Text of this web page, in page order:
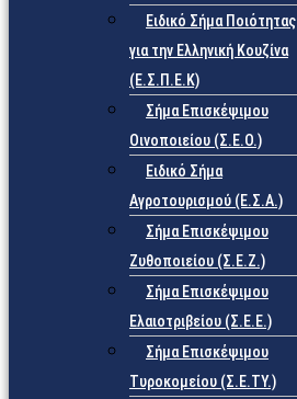
Ειδικό Σήμα Ποιότητας
για την Ελληνική Κουζίνα
(Ε.Σ.Π.Ε.Κ)
Σήμα Επισκέψιμου
Οινοποιείου (Σ.Ε.Ο.)
Ειδικό Σήμα
Αγροτουρισμού (Ε.Σ.Α.)
Σήμα Επισκέψιμου
Ζυθοποιείου (Σ.Ε.Ζ.)
Σήμα Επισκέψιμου
Ελαιοτριβείου (Σ.Ε.Ε.)
Σήμα Επισκέψιμου
Τυροκομείου (Σ.Ε.TY.)